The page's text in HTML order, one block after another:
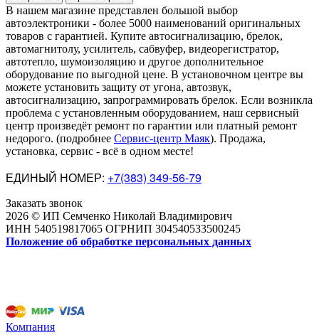
В нашем магазине представлен большой выбор
автоэлектроники - более 5000 наименований оригинальных
товаров с гарантией. Купите автосигнализацию, брелок,
автомагнитолу, усилитель, сабвуфер, видеорегистратор,
автотепло, шумоизоляцию и другое дополнительное
оборудование по выгодной цене. В установочном центре вы
можете установить защиту от угона, автозвук,
автосигнализацию, запрограммировать брелок. Если возникла
проблема с установленным оборудованием, наш сервисный
центр произведёт ремонт по гарантии или платный ремонт
недорого. (подробнее Сервис-центр Маяк). Продажа,
установка, сервис - всё в одном месте!
ЕДИНЫЙ НОМЕР: +7(383) 349-56-79
Заказать звонок
2026 © ИП Семченко Николай Владимирович
ИНН 540519817065 ОГРНИП 304540533500245
Положение об обработке персональных данных
Компания